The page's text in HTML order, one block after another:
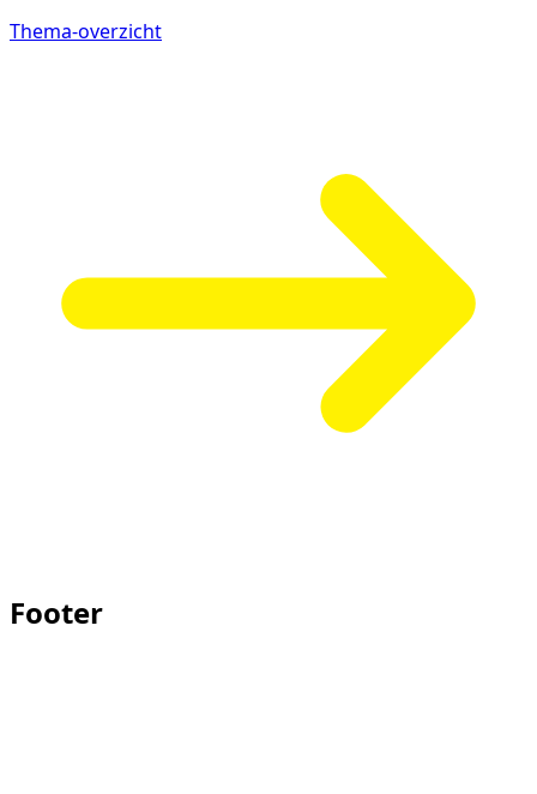
Thema-overzicht
Footer